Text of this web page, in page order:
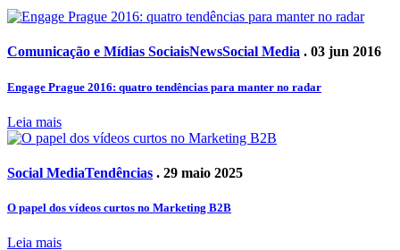
Comunicação e Mídias SociaisNewsSocial Media . 03 jun 2016
Engage Prague 2016: quatro tendências para manter no radar
Leia mais
Social MediaTendências . 29 maio 2025
O papel dos vídeos curtos no Marketing B2B
Leia mais